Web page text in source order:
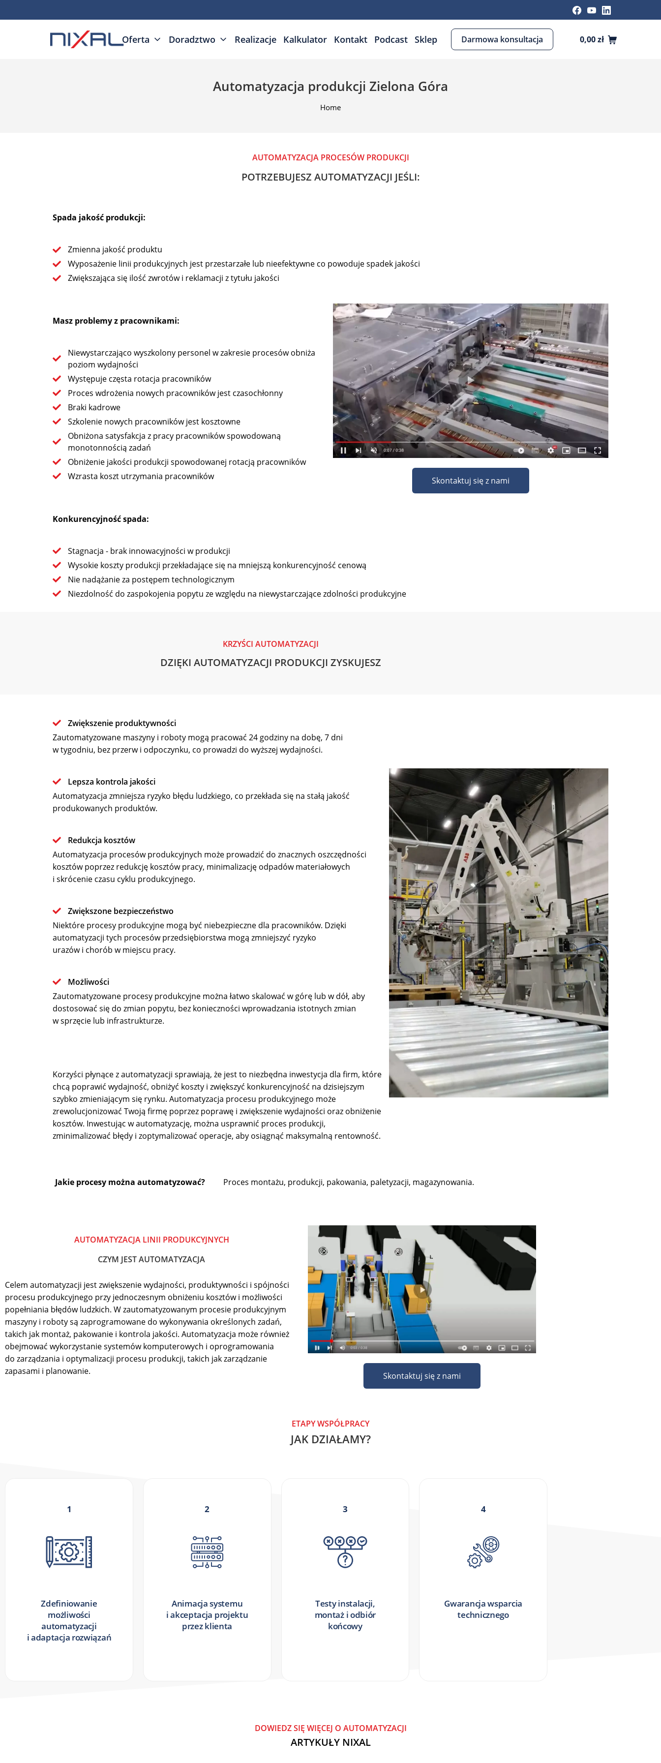
Oferta Doradztwo Realizacje Kalkulator Kontakt Podcast Sklep Darmowa konsultacja 0,00zł
Automatyzacja produkcji Zielona Góra
Home
AUTOMATYZACJA PROCESÓW PRODUKCJI
POTRZEBUJESZ AUTOMATYZACJI JEŚLI:
Spada jakość produkcji:
Zmienna jakość produktu
Wyposażenie linii produkcyjnych jest przestarzałe lub nieefektywne co powoduje spadek jakości
Zwiększająca się ilość zwrotów i reklamacji z tytułu jakości
Masz problemy z pracownikami:
Niewystarczająco wyszkolony personel w zakresie procesów obniża
poziom wydajności
Występuje częsta rotacja pracowników
Proces wdrożenia nowych pracowników jest czasochłonny
Braki kadrowe
Szkolenie nowych pracowników jest kosztowne
Obniżona satysfakcja z pracy pracowników spowodowaną
monotonnością zadań
Obniżenie jakości produkcji spowodowanej rotacją pracowników
Wzrasta koszt utrzymania pracowników
Skontaktuj się z nami
Konkurencyjność spada:
Stagnacja - brak innowacyjności w produkcji
Wysokie koszty produkcji przekładające się na mniejszą konkurencyjność cenową
Nie nadążanie za postępem technologicznym
Niezdolność do zaspokojenia popytu ze względu na niewystarczające zdolności produkcyjne
KRZYŚCI AUTOMATYZACJI
DZIĘKI AUTOMATYZACJI PRODUKCJI ZYSKUJESZ
Zwiększenie produktywności
Zautomatyzowane maszyny i roboty mogą pracować 24 godziny na dobę, 7 dni
w tygodniu, bez przerw i odpoczynku, co prowadzi do wyższej wydajności.
Lepsza kontrola jakości
Automatyzacja zmniejsza ryzyko błędu ludzkiego, co przekłada się na stałą jakość
produkowanych produktów.
Redukcja kosztów
Automatyzacja procesów produkcyjnych może prowadzić do znacznych oszczędności
kosztów poprzez redukcję kosztów pracy, minimalizację odpadów materiałowych
i skrócenie czasu cyklu produkcyjnego.
Zwiększone bezpieczeństwo
Niektóre procesy produkcyjne mogą być niebezpieczne dla pracowników. Dzięki
automatyzacji tych procesów przedsiębiorstwa mogą zmniejszyć ryzyko
urazów i chorób w miejscu pracy.
Możliwości
Zautomatyzowane procesy produkcyjne można łatwo skalować w górę lub w dół, aby
dostosować się do zmian popytu, bez konieczności wprowadzania istotnych zmian
w sprzęcie lub infrastrukturze.
Korzyści płynące z automatyzacji sprawiają, że jest to niezbędna inwestycja dla firm, które
chcą poprawić wydajność, obniżyć koszty i zwiększyć konkurencyjność na dzisiejszym
szybko zmieniającym się rynku. Automatyzacja procesu produkcyjnego może
zrewolucjonizować Twoją firmę poprzez poprawę i zwiększenie wydajności oraz obniżenie
kosztów. Inwestując w automatyzację, można usprawnić proces produkcji,
zminimalizować błędy i zoptymalizować operacje, aby osiągnąć maksymalną rentowność.
Jakie procesy można automatyzować? Proces montażu, produkcji, pakowania, paletyzacji, magazynowania.
AUTOMATYZACJA LINII PRODUKCYJNYCH
CZYM JEST AUTOMATYZACJA
Celem automatyzacji jest zwiększenie wydajności, produktywności i spójności
procesu produkcyjnego przy jednoczesnym obniżeniu kosztów i możliwości
popełniania błędów ludzkich. W zautomatyzowanym procesie produkcyjnym
maszyny i roboty są zaprogramowane do wykonywania określonych zadań,
takich jak montaż, pakowanie i kontrola jakości. Automatyzacja może również
obejmować wykorzystanie systemów komputerowych i oprogramowania
do zarządzania i optymalizacji procesu produkcji, takich jak zarządzanie
zapasami i planowanie.
Skontaktuj się z nami
ETAPY WSPÓŁPRACY
JAK DZIAŁAMY?
1
Zdefiniowanie
możliwości
automatyzacji
i adaptacja rozwiązań
2
Animacja systemu
i akceptacja projektu
przez klienta
3
Testy instalacji,
montaż i odbiór
końcowy
4
Gwarancja wsparcia
technicznego
DOWIEDZ SIĘ WIĘCEJ O AUTOMATYZACJI
ARTYKUŁY NIXAL